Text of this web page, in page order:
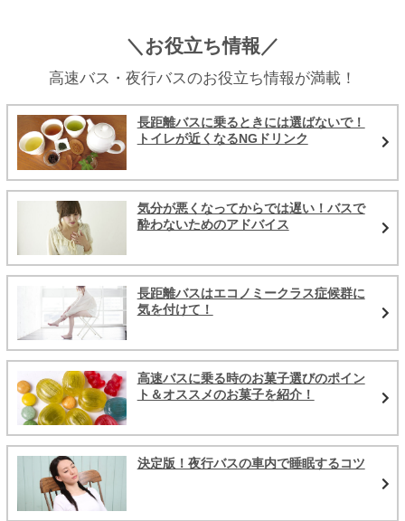
＼お役立ち情報／
高速バス・夜行バスのお役立ち情報が満載！
長距離バスに乗るときには選ばないで！
トイレが近くなるNGドリンク
気分が悪くなってからでは遅い！バスで
酔わないためのアドバイス
長距離バスはエコノミークラス症候群に
気を付けて！
高速バスに乗る時のお菓子選びのポイン
ト＆オススメのお菓子を紹介！
決定版！夜行バスの車内で睡眠するコツ